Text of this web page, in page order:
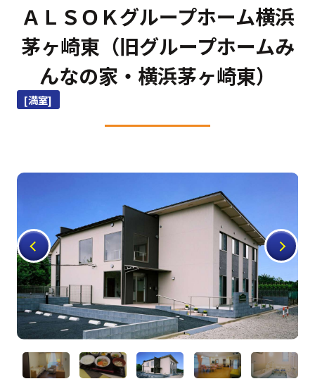
ＡＬＳＯＫグループホーム横浜
茅ヶ崎東（旧グループホームみ
んなの家・横浜茅ヶ崎東）
[満室]